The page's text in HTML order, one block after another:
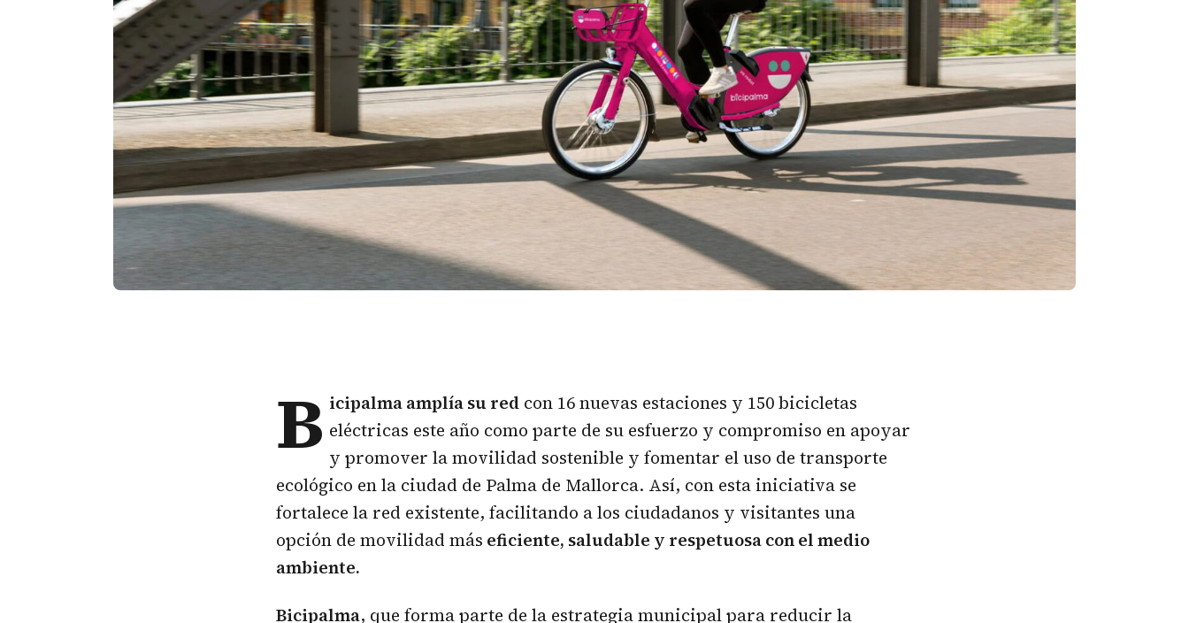
B icipalma amplía su red con 16 nuevas estaciones y 150 bicicletas
eléctricas este año como parte de su esfuerzo y compromiso en apoyar
y promover la movilidad sostenible y fomentar el uso de transporte
ecológico en la ciudad de Palma de Mallorca. Así, con esta iniciativa se
fortalece la red existente, facilitando a los ciudadanos y visitantes una
opción de movilidad más eficiente, saludable y respetuosa con el medio
ambiente.
Bicipalma, que forma parte de la estrategia municipal para reducir la